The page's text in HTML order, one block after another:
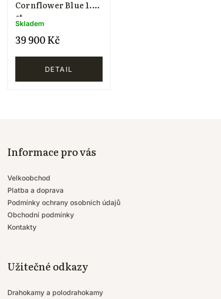
Cornflower Blue 1.22
ct
Skladem
39 900 Kč
DETAIL
Informace pro vás
Velkoobchod
Platba a doprava
Podmínky ochrany osobních údajů
Obchodní podmínky
Kontakty
Užitečné odkazy
Drahokamy a polodrahokamy